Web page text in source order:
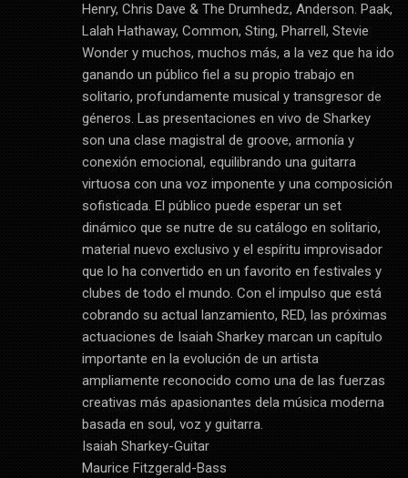
Henry, Chris Dave & The Drumhedz, Anderson. Paak,
Lalah Hathaway, Common, Sting, Pharrell, Stevie
Wonder y muchos, muchos más, a la vez que ha ido
ganando un público fiel a su propio trabajo en
solitario, profundamente musical y transgresor de
géneros. Las presentaciones en vivo de Sharkey
son una clase magistral de groove, armonía y
conexión emocional, equilibrando una guitarra
virtuosa con una voz imponente y una composición
sofisticada. El público puede esperar un set
dinámico que se nutre de su catálogo en solitario,
material nuevo exclusivo y el espíritu improvisador
que lo ha convertido en un favorito en festivales y
clubes de todo el mundo. Con el impulso que está
cobrando su actual lanzamiento, RED, las próximas
actuaciones de Isaiah Sharkey marcan un capítulo
importante en la evolución de un artista
ampliamente reconocido como una de las fuerzas
creativas más apasionantes dela música moderna
basada en soul, voz y guitarra.
Isaiah Sharkey-Guitar
Maurice Fitzgerald-Bass